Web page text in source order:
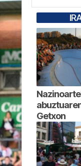
Getxon